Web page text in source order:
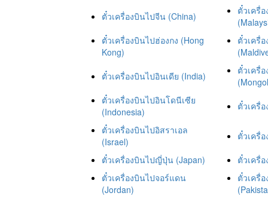
ตั๋วเครื่องบินไปจีน (China)
ตั๋วเครื่
ตั๋วเครื่องบินไปฮ่องกง (Hong
Kong)
ตั๋วเครื่
ตั๋วเครื่องบินไปอินเดีย (India)
ตั๋วเครื่
ตั๋วเครื่องบินไปอินโดนีเซีย
(Indonesia)
ตั๋วเครื่
ตั๋วเครื่องบินไปอิสราเอล
(Israel)
ตั๋วเครื่
ตั๋วเครื่องบินไปญี่ปุ่น (Japan)
ตั๋วเครื่
ตั๋วเครื่องบินไปจอร์แดน
(Jordan)
ตั๋วเครื่